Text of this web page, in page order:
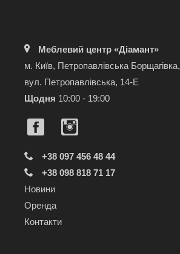
Меблевий центр «Діамант»
м. Київ, Петропавлівська Борщагівка,
вул. Петропавлівська, 14-Е
Щодня 10:00 - 19:00
+38 097 456 48 44
+38 098 818 71 17
Новини
Оренда
Контакти